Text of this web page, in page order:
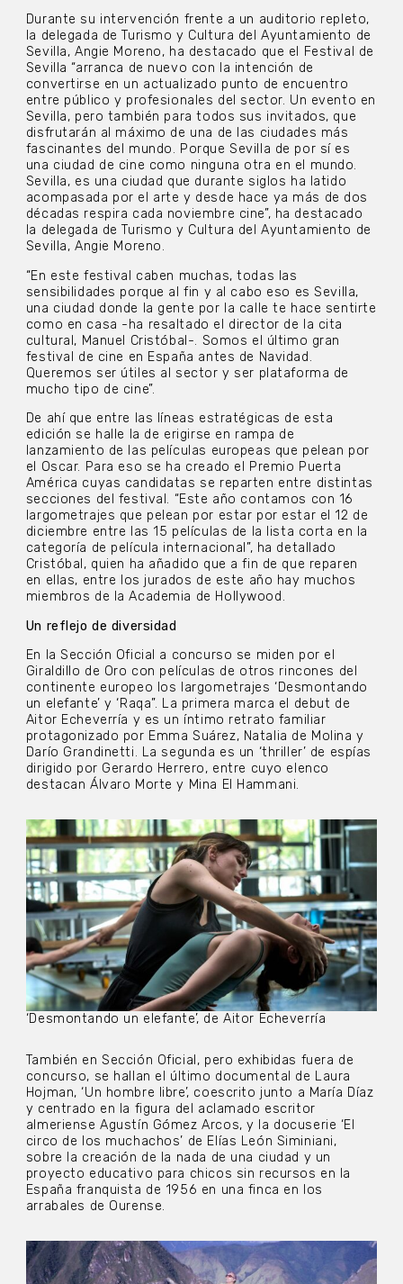
Durante su intervención frente a un auditorio repleto,
la delegada de Turismo y Cultura del Ayuntamiento de
Sevilla, Angie Moreno, ha destacado que el Festival de
Sevilla “arranca de nuevo con la intención de
convertirse en un actualizado punto de encuentro
entre público y profesionales del sector. Un evento en
Sevilla, pero también para todos sus invitados, que
disfrutarán al máximo de una de las ciudades más
fascinantes del mundo. Porque Sevilla de por sí es
una ciudad de cine como ninguna otra en el mundo.
Sevilla, es una ciudad que durante siglos ha latido
acompasada por el arte y desde hace ya más de dos
décadas respira cada noviembre cine”, ha destacado
la delegada de Turismo y Cultura del Ayuntamiento de
Sevilla, Angie Moreno.
“En este festival caben muchas, todas las
sensibilidades porque al fin y al cabo eso es Sevilla,
una ciudad donde la gente por la calle te hace sentirte
como en casa -ha resaltado el director de la cita
cultural, Manuel Cristóbal-. Somos el último gran
festival de cine en España antes de Navidad.
Queremos ser útiles al sector y ser plataforma de
mucho tipo de cine”.
De ahí que entre las líneas estratégicas de esta
edición se halle la de erigirse en rampa de
lanzamiento de las películas europeas que pelean por
el Oscar. Para eso se ha creado el Premio Puerta
América cuyas candidatas se reparten entre distintas
secciones del festival. “Este año contamos con 16
largometrajes que pelean por estar por estar el 12 de
diciembre entre las 15 películas de la lista corta en la
categoría de película internacional”, ha detallado
Cristóbal, quien ha añadido que a fin de que reparen
en ellas, entre los jurados de este año hay muchos
miembros de la Academia de Hollywood.
Un reflejo de diversidad
En la Sección Oficial a concurso se miden por el
Giraldillo de Oro con películas de otros rincones del
continente europeo los largometrajes ‘Desmontando
un elefante’ y ‘Raqa”. La primera marca el debut de
Aitor Echeverría y es un íntimo retrato familiar
protagonizado por Emma Suárez, Natalia de Molina y
Darío Grandinetti. La segunda es un ‘thriller’ de espías
dirigido por Gerardo Herrero, entre cuyo elenco
destacan Álvaro Morte y Mina El Hammani.
‘Desmontando un elefante’, de Aitor Echeverría
También en Sección Oficial, pero exhibidas fuera de
concurso, se hallan el último documental de Laura
Hojman, ‘Un hombre libre’, coescrito junto a María Díaz
y centrado en la figura del aclamado escritor
almeriense Agustín Gómez Arcos, y la docuserie ‘El
circo de los muchachos’ de Elías León Siminiani,
sobre la creación de la nada de una ciudad y un
proyecto educativo para chicos sin recursos en la
España franquista de 1956 en una finca en los
arrabales de Ourense.